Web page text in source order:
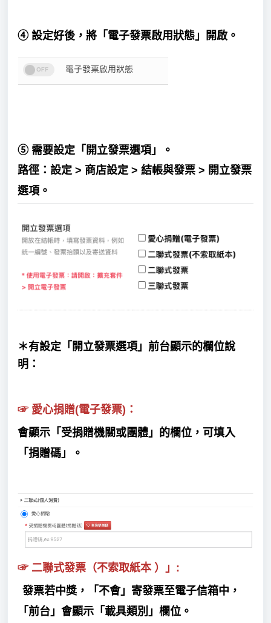
④ 設定好後，將「 電子發票啟用狀態 」開啟。
⑤ 需要設定 「 開立發票選項 」。
路徑：設定 > 商店設定 > 結帳與發票 > 開立發票
選項。
＊有設定「開立發票選項」前台顯示的欄位說
明：
☞ 愛心捐贈(電子發票)：
會顯示「受捐贈機關或團體」的欄位，可填入
「捐贈碼」。
☞ 二聯式發票（不索取紙本 ）」:
發票若中獎，「不會」寄發票至電子信箱中，
「前台」會顯示「載具類別」欄位。